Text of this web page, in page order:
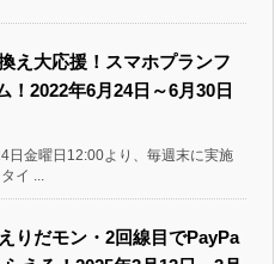
え大応援！スマホプランフ
！2022年6月24日～6月30日
日金曜日12:00より、毎週末に実施
イ ...
りだモン・2回線目でPayPa